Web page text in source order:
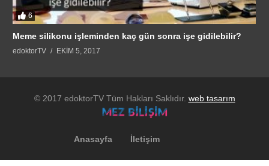
6
Meme silikonu işleminden kaç gün sonra işe gidilebilir?
edoktorTV EKIM 5, 2017
© 2017 edoktorTV Tüm Hakları Saklıdır. web tasarım
Anasayfa İletişim